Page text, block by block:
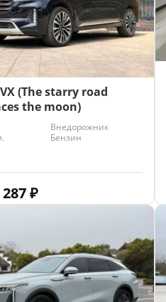
(The starry road
the moon)
Внедорожник
Бензин
₽